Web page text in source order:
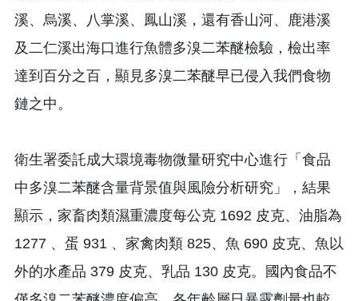
溪、烏溪、八掌溪、鳳山溪，還有香山河、鹿港溪
及二仁溪出海口進行魚體多溴二苯醚檢驗，檢出率
達到百分之百，顯見多溴二苯醚早已侵入我們食物
鏈之中。
衛生署委託成大環境毒物微量研究中心進行「食品
中多溴二苯醚含量背景值與風險分析研究」，結果
顯示，家畜肉類濕重濃度每公克 1692 皮克、油脂為
1277 、蛋 931 、家禽肉類 825、魚 690 皮克、魚以
外的水產品 379 皮克、乳品 130 皮克。國內食品不